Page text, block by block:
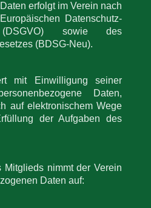
erfolgt im Verein nach
Datenschutz-
(DSGVO) sowie des
(BDSG-Neu).
mit Einwilligung seiner
Daten,
auf elektronischem Wege
der Aufgaben des
Mitglieds nimmt der Verein
Daten auf: